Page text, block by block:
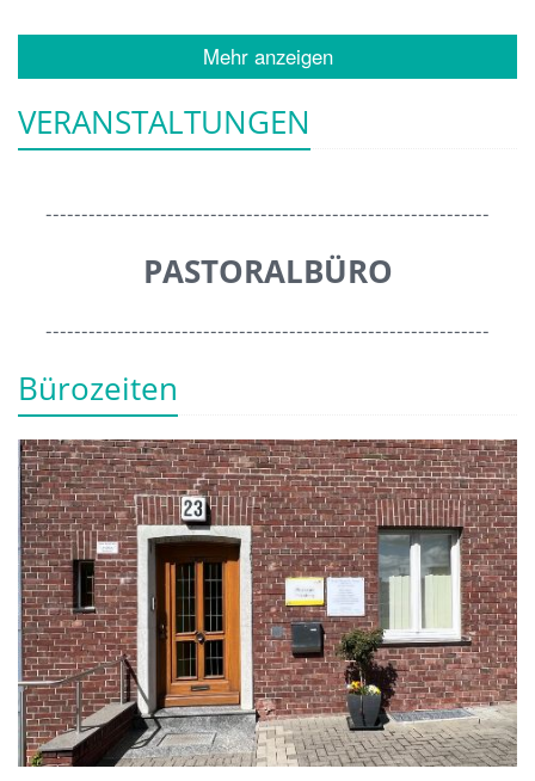
Mehr anzeigen
VERANSTALTUNGEN
--------------------------------------------------------------
PASTORALBÜRO
--------------------------------------------------------------
Bürozeiten